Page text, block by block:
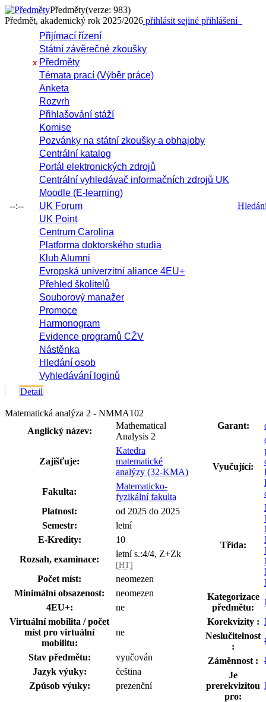
Předměty(verze: 983)
Předmět, akademický rok 2025/2026 přihlásit sejiné přihlášení
--:--
Přijímací řízení
Státní závěrečné zkoušky
x Předměty
Témata prací (Výběr práce)
Anketa
Rozvrh
Přihlašování stáží
Komise
Pozvánky na státní zkoušky a obhajoby
Centrální katalog
Portál elektronických zdrojů
Centrální vyhledávač informačních zdrojů UK
Moodle (E-learning)
UK Forum
UK Point
Centrum Carolina
Platforma doktorského studia
Klub Alumni
Evropská univerzitní aliance 4EU+
Přehled školitelů
Souborový manažer
Promoce
Harmonogram
Evidence programů CŽV
Nástěnka
Hledání osob
Vyhledávání loginů
Detail
Matematická analýza 2 - NMMA102
Anglický název:
Mathematical
Analysis 2
Zajišťuje:
Katedra
matematické
analýzy (32-KMA)
Fakulta:
Matematicko-
fyzikální fakulta
Platnost:
od 2025 do 2025
Semestr:
letní
E-Kredity:
10
Rozsah, examinace:
letní s.:4/4, Z+Zk
[HT]
Počet míst:
neomezen
Minimální obsazenost:
neomezen
4EU+:
ne
Virtuální mobilita / počet
míst pro virtuální
mobilitu:
ne
Stav předmětu:
vyučován
Jazyk výuky:
čeština
Způsob výuky:
prezenční
Garant:
Vyučující:
Třída:
Kategorizace
předmětu:
Korekvizity :
Neslučitelnost
:
Záměnnost :
Je
prerekvizitou
pro: